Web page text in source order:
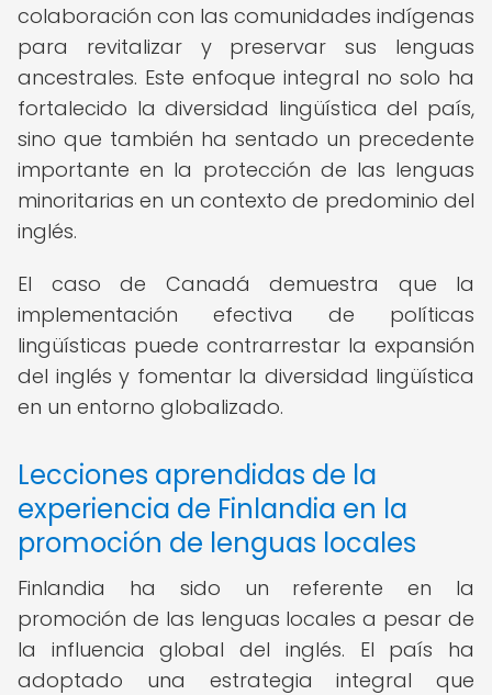
colaboración con las comunidades indígenas
para revitalizar y preservar sus lenguas
ancestrales. Este enfoque integral no solo ha
fortalecido la diversidad lingüística del país,
sino que también ha sentado un precedente
importante en la protección de las lenguas
minoritarias en un contexto de predominio del
inglés.
El caso de Canadá demuestra que la
implementación efectiva de políticas
lingüísticas puede contrarrestar la expansión
del inglés y fomentar la diversidad lingüística
en un entorno globalizado.
Lecciones aprendidas de la
experiencia de Finlandia en la
promoción de lenguas locales
Finlandia ha sido un referente en la
promoción de las lenguas locales a pesar de
la influencia global del inglés. El país ha
adoptado una estrategia integral que